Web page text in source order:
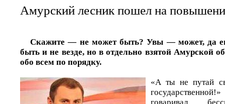
Амурский лесник пошел на
Скажите — не может быть? Увы — может, да
быть и не везде, но в отдельно взятой Амурской
обо всем по порядку.
«А ты не путай